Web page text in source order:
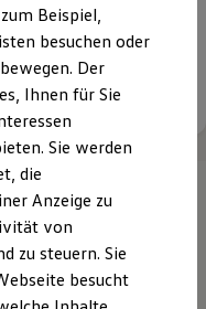
und Updates
ID.
Beispiel,
besuchen oder
Der
Ihnen für Sie
Sie werden
die
Anzeige zu
von
zu steuern. Sie
besucht